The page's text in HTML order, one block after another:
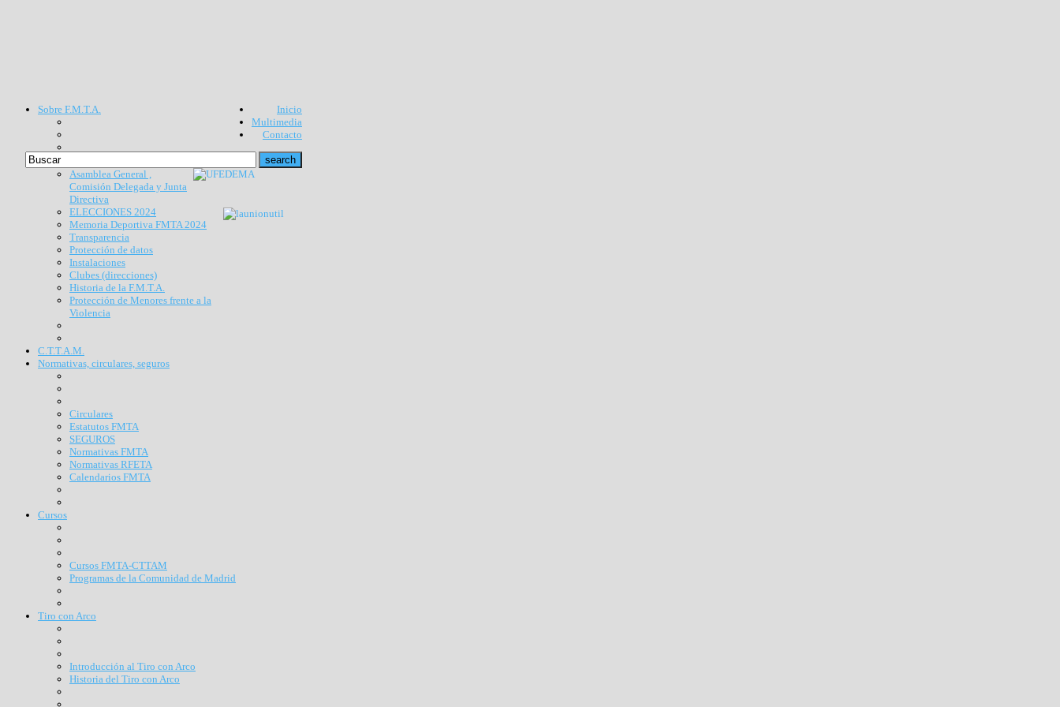
Inicio
Multimedia
Contacto
Sobre F.M.T.A.
Asamblea General ,
Comisión Delegada y Junta
Directiva
ELECCIONES 2024
Memoria Deportiva FMTA 2024
Transparencia
Protección de datos
Instalaciones
Clubes (direcciones)
Historia de la F.M.T.A.
Protección de Menores frente a la
Violencia
C.T.T.A.M.
Normativas, circulares, seguros
Circulares
Estatutos FMTA
SEGUROS
Normativas FMTA
Normativas RFETA
Calendarios FMTA
Cursos
Cursos FMTA-CTTAM
Programas de la Comunidad de Madrid
Tiro con Arco
Introducción al Tiro con Arco
Historia del Tiro con Arco